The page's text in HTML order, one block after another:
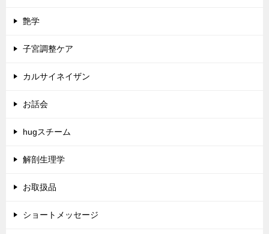
艶学
子宮調整ケア
カルサイネイザン
お話会
hugスチーム
解剖生理学
お取扱品
ショートメッセージ